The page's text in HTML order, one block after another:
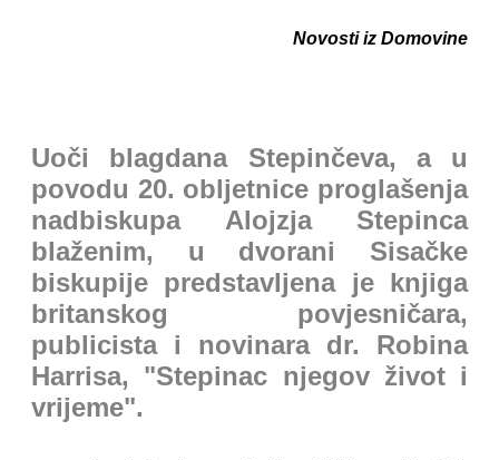
Novosti iz Domovine
Uoči blagdana Stepinčeva, a u
povodu 20. obljetnice proglašenja
nadbiskupa Alojzja Stepinca
blaženim, u dvorani Sisačke
biskupije predstavljena je knjiga
britanskog povjesničara,
publicista i novinara dr. Robina
Harrisa, "Stepinac njegov život i
vrijeme".